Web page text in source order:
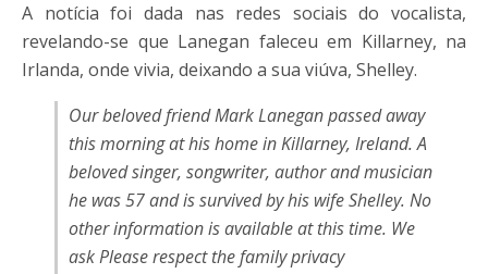
A notícia foi dada nas redes sociais do vocalista,
revelando-se que Lanegan faleceu em Killarney, na
Irlanda, onde vivia, deixando a sua viúva, Shelley.
Our beloved friend Mark Lanegan passed away
this morning at his home in Killarney, Ireland. A
beloved singer, songwriter, author and musician
he was 57 and is survived by his wife Shelley. No
other information is available at this time. We
ask Please respect the family privacy